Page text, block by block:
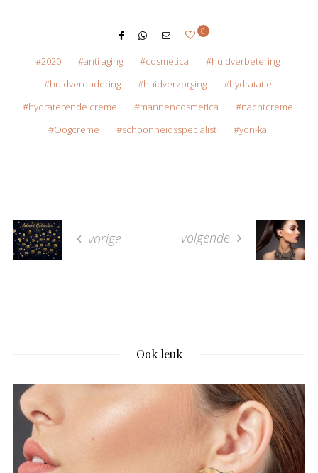
0
2020 anti aging cosmetica
huidverbetering
huidveroudering
huidverzorging
hydratatie
hydraterende creme
mannencosmetica
nachtcreme
Oogcreme
schoonheidsspecialist yon-ka
vorige volgende
Ook leuk